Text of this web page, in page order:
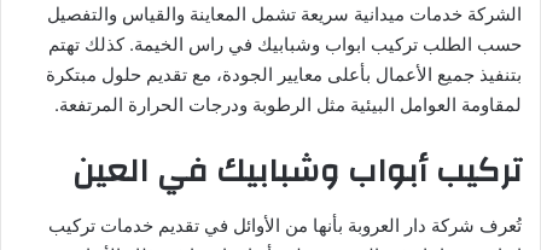
الشركة خدمات ميدانية سريعة تشمل المعاينة والقياس والتفصيل
حسب الطلب تركيب ابواب وشبابيك في راس الخيمة. كذلك تهتم
بتنفيذ جميع الأعمال بأعلى معايير الجودة، مع تقديم حلول مبتكرة
لمقاومة العوامل البيئية مثل الرطوبة ودرجات الحرارة المرتفعة.
تركيب أبواب وشبابيك في العين
تُعرف شركة دار العروبة بأنها من الأوائل في تقديم خدمات تركيب